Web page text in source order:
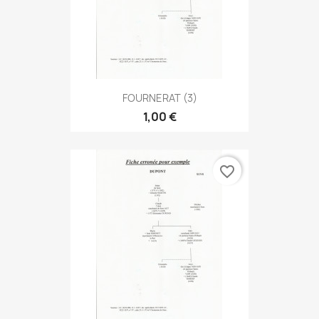
FOURNERAT (3)
1,00 €
favorite_border